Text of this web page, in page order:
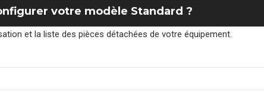
votre modèle Standard ?
et la liste des pièces détachées de votre équipement.